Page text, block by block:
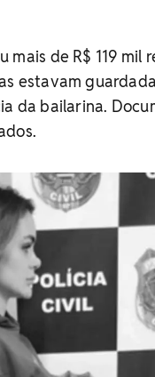
mais de R$ 119
estavam
da bailarina.